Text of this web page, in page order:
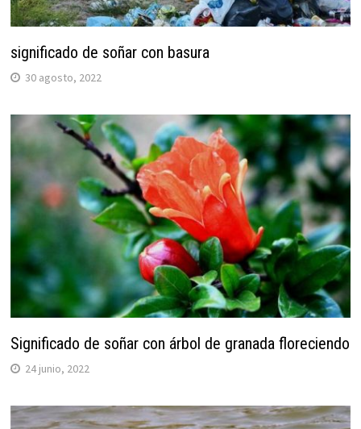
significado de soñar con basura
30 agosto, 2022
Significado de soñar con árbol de granada floreciendo
24 junio, 2022